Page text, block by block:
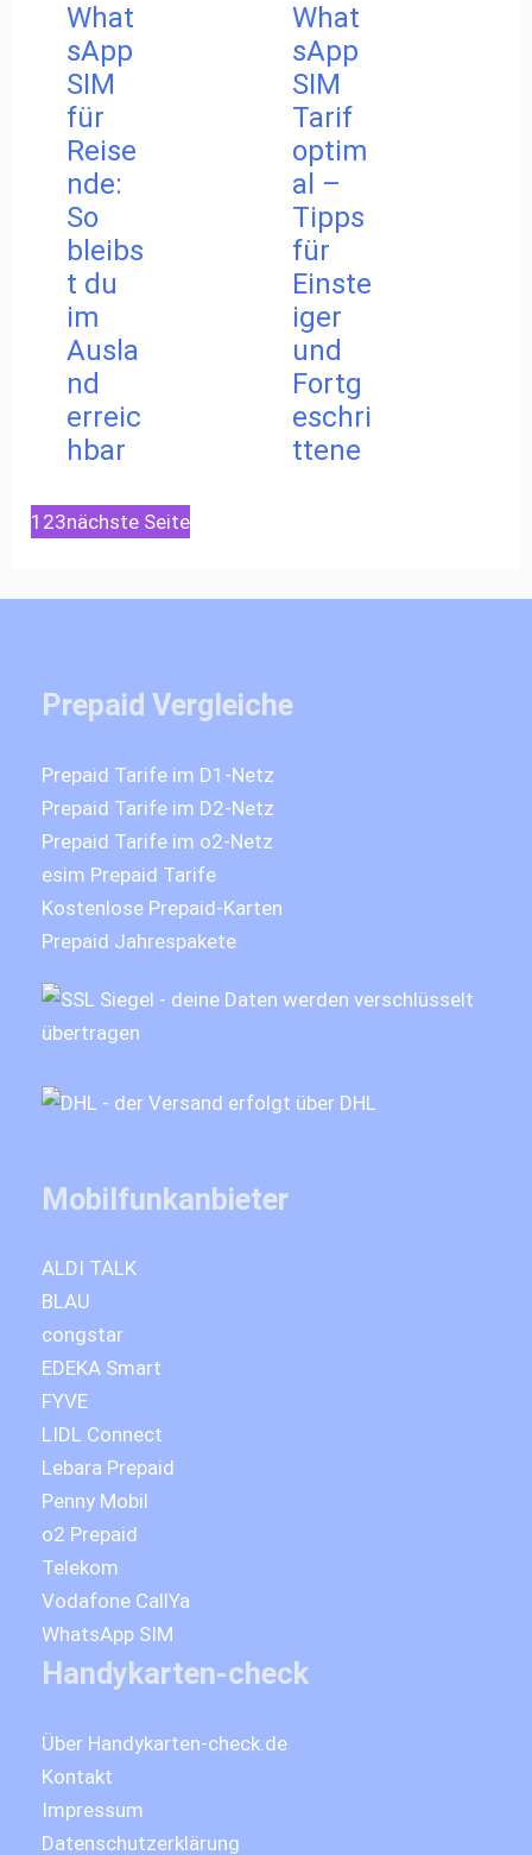
What
sApp
SIM
für
Reise
nde:
So
bleibs
t du
im
Ausla
nd
erreic
hbar
What
sApp
SIM
Tarif
optim
al –
Tipps
für
Einste
iger
und
Fortg
eschri
ttene
1 23nächste Seite
Prepaid Vergleiche
Prepaid Tarife im D1-Netz
Prepaid Tarife im D2-Netz
Prepaid Tarife im o2-Netz
esim Prepaid Tarife
Kostenlose Prepaid-Karten
Prepaid Jahrespakete
Mobilfunkanbieter
ALDI TALK
BLAU
congstar
EDEKA Smart
FYVE
LIDL Connect
Lebara Prepaid
Penny Mobil
o2 Prepaid
Telekom
Vodafone CallYa
WhatsApp SIM
Handykarten-check
Über Handykarten-check.de
Kontakt
Impressum
Datenschutzerklärung